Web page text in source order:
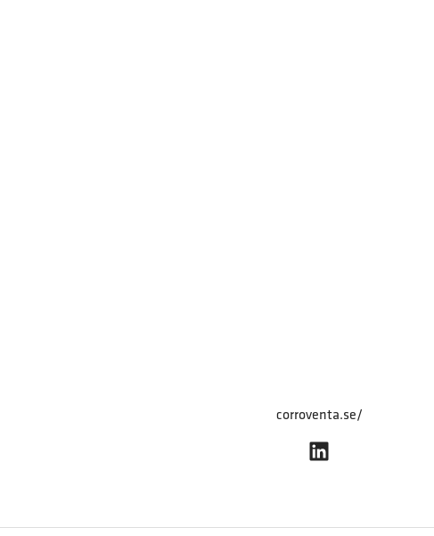
corroventa.se/